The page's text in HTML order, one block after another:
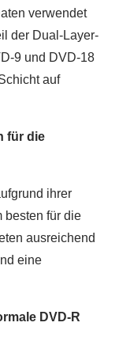
verwendet
der Dual-Layer-
9 und DVD-18
auf
für die
ihrer
besten für die
ausreichend
eine
DVD-R